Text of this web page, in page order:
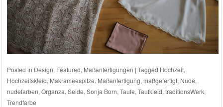
Posted in Design, Featured, Maßanfertigungen | Tagged Hochzeit,
Hochzeitskleid, Makrameespitze, Maßanfertigung, maßgefertigt, Nude,
nudefarben, Organza, Seide, Sonja Born, Taufe, Taufkleid, traditionsWerk,
Trendfarbe